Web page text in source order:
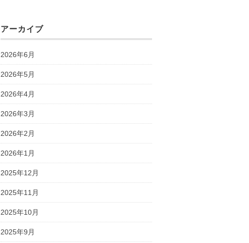
アーカイブ
2026年6月
2026年5月
2026年4月
2026年3月
2026年2月
2026年1月
2025年12月
2025年11月
2025年10月
2025年9月